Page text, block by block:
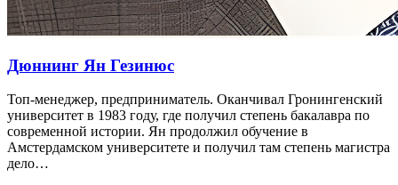
Дюннинг Ян Гезинюс
Топ-менеджер, предприниматель. Оканчивал Гронингенский
университет в 1983 году, где получил степень бакалавра по
современной истории. Ян продолжил обучение в
Амстердамском университете и получил там степень магистра
дело…